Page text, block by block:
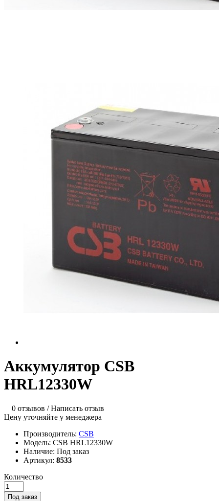
Аккумулятор CSB
HRL12330W
0 отзывов /Написать отзыв
Цену уточняйте у менеджера
Производитель: CSB
Модель: CSB HRL12330W
Наличие: Под заказ
Артикул: 8533
Количество
Под заказ